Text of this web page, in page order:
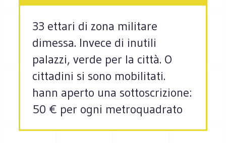
33 ettari di zona militare
dimessa. Invece di inutili
palazzi, verde per la città. O
cittadini si sono mobilitati.
hann aperto una sottoscrizione:
50 € per ogni metroquadrato